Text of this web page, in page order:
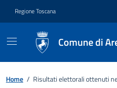
Regione Toscana
Comune di
Home / Risultati elettorali ottenuti